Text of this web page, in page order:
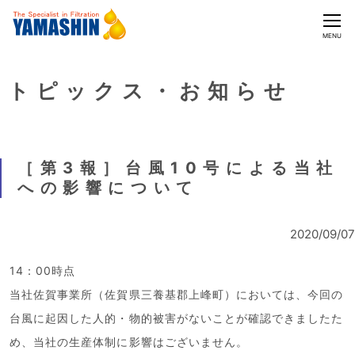
CLOSE
MENU
トピックス・お知らせ
［第3報］台風10号による当社
への影響について
2020/09/07
14：00時点
当社佐賀事業所（佐賀県三養基郡上峰町）においては、今回の
台風に起因した人的・物的被害がないことが確認できましたた
め、当社の生産体制に影響はございません。